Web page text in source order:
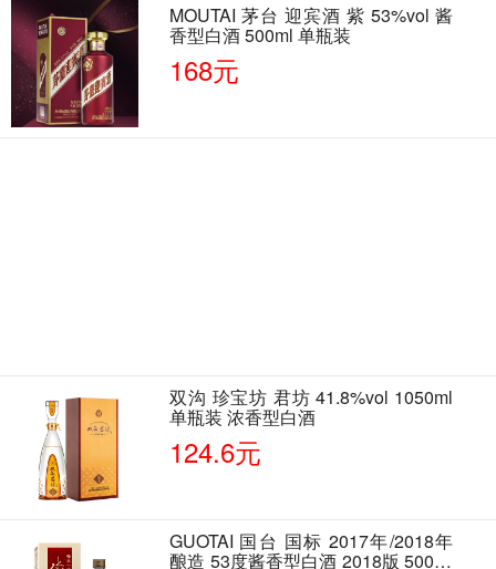
MOUTAI 茅台 迎宾酒 紫 53%vol 酱
香型白酒 500ml 单瓶装
168元
双沟 珍宝坊 君坊 41.8%vol 1050ml
单瓶装 浓香型白酒
124.6元
GUOTAI 国台 国标 2017年/2018年
酿造 53度酱香型白酒 2018版 500ml